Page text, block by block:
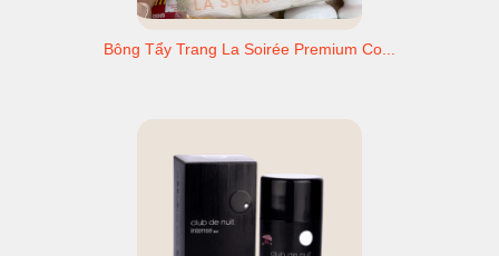
Bông Tẩy Trang La Soirée Premium Co...